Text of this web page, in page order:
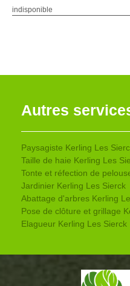
indisponible
Autres
Paysagiste Kerling Les
Taille de haie Kerling Les
Tonte et réfection de
Jardinier Kerling Les Sierck
Abattage d'arbres Kerling
Pose de clôture et grillage
Elagueur Kerling Les Sierck